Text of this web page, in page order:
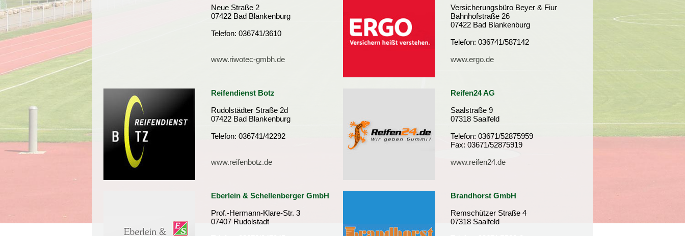
Neue Straße 2
07422 Bad Blankenburg
Telefon: 036741/3610
www.riwotec-gmbh.de
Versicherungsbüro Beyer & Fiur
Bahnhofstraße 26
07422 Bad Blankenburg
Telefon: 036741/587142
www.ergo.de
Reifendienst Botz
Rudolstädter Straße 2d
07422 Bad Blankenburg
Telefon: 036741/42292
www.reifenbotz.de
Reifen24 AG
Saalstraße 9
07318 Saalfeld
Telefon: 03671/52875959
Fax: 03671/52875919
www.reifen24.de
Eberlein & Schellenberger GmbH
Prof.-Hermann-Klare-Str. 3
07407 Rudolstadt
Brandhorst GmbH
Remschützer Straße 4
07318 Saalfeld